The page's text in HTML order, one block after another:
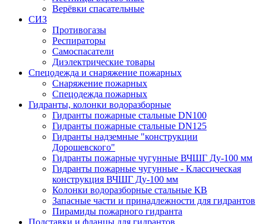
Верёвки спасательные
СИЗ
Противогазы
Респираторы
Самоспасатели
Диэлектрические товары
Спецодежда и снаряжение пожарных
Снаряжение пожарных
Спецодежда пожарных
Гидранты, колонки водоразборные
Гидранты пожарные стальные DN100
Гидранты пожарные стальные DN125
Гидранты надземные "конструкции
Дорошевского"
Гидранты пожарные чугунные ВЧШГ Ду-100 мм
Гидранты пожарные чугунные - Классическая
конструкция ВЧШГ Ду-100 мм
Колонки водоразборные стальные КВ
Запасные части и принадлежности для гидрантов
Пирамиды пожарного гидранта
Подставки и фланцы для гидрантов